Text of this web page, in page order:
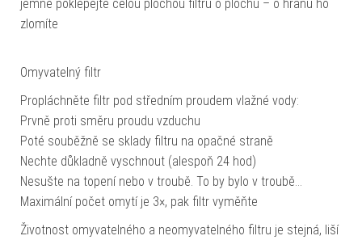
jemně poklepejte celou plochou filtru o plochu – o hranu ho
zlomíte
Omyvatelný filtr
Propláchněte filtr pod středním proudem vlažné vody:
Prvně proti směru proudu vzduchu
Poté souběžně se sklady filtru na opačné straně
Nechte důkladně vyschnout (alespoň 24 hod)
Nesušte na topení nebo v troubě. To by bylo v troubě…
Maximální počet omytí je 3×, pak filtr vyměňte
Životnost omyvatelného a neomyvatelného filtru je stejná, liší